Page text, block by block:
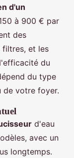
d'un
à 900 € par
des
filtres, et les
du
du type
de votre foyer.
d'eau
avec un
longtemps.